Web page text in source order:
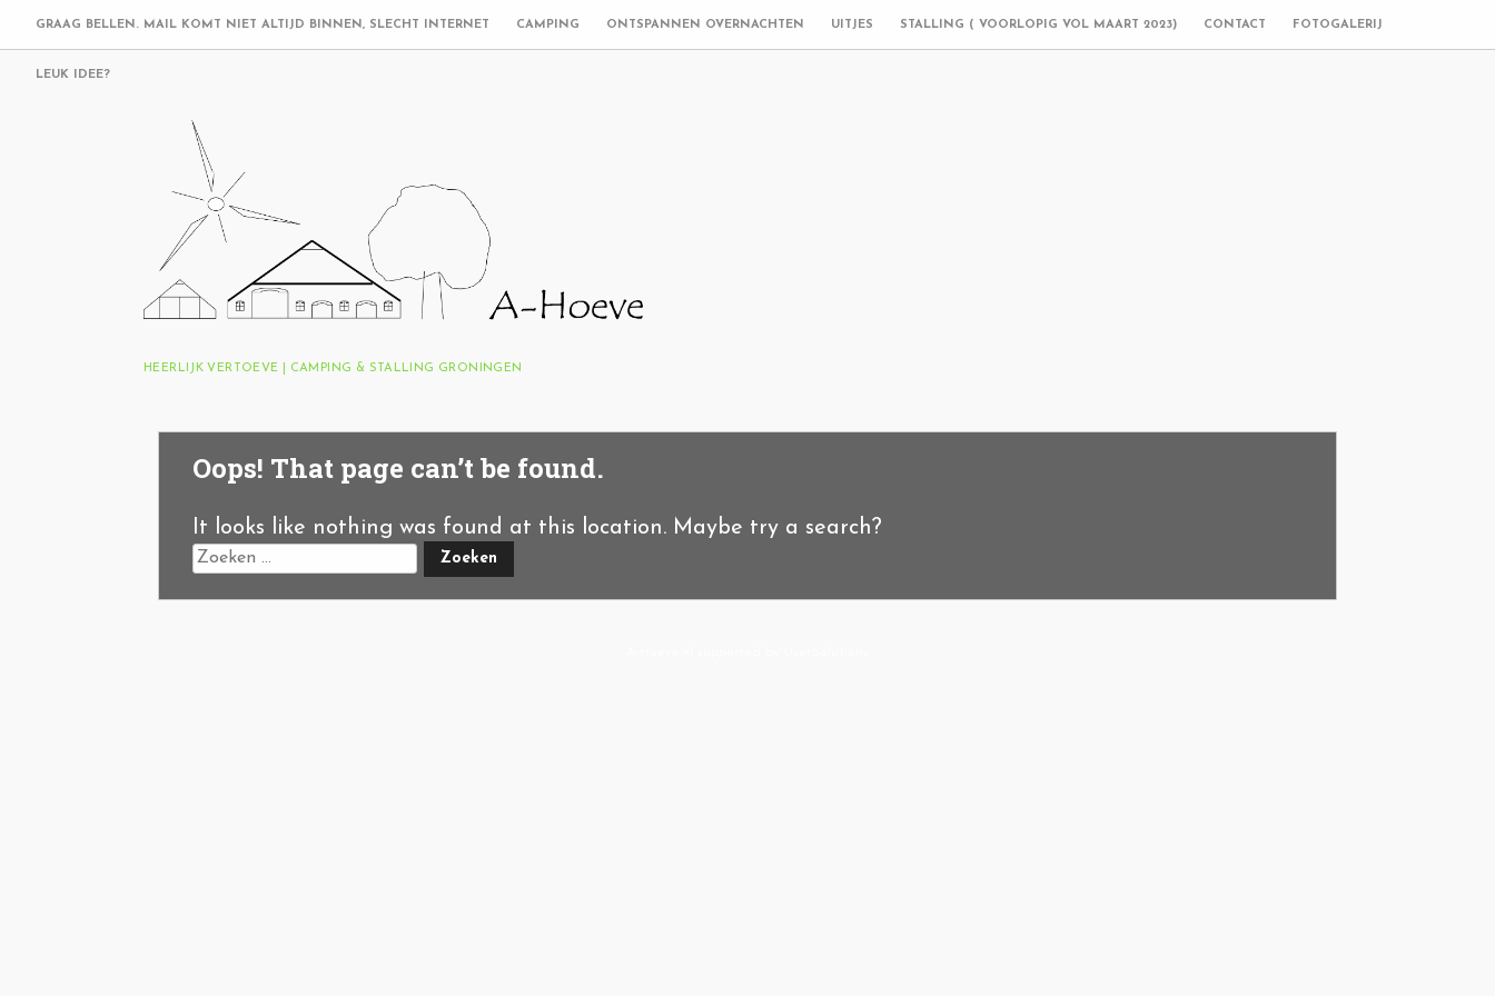
GRAAG BELLEN. MAIL KOMT NIET ALTIJD BINNEN, SLECHT INTERNET CAMPING ONTSPANNEN OVERNACHTEN UITJES STALLING ( VOORLOPIG VOL MAART 2023) CONTACT FOTOGALERIJ
LEUK IDEE?
HEERLIJK VERTOEVE | CAMPING & STALLING GRONINGEN
Oops! That page can’t be found.
It looks like nothing was found at this location. Maybe try a search?